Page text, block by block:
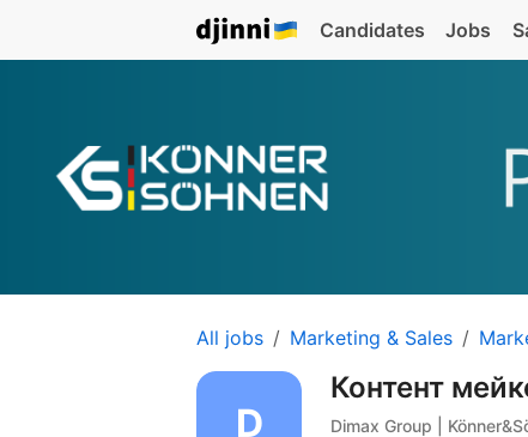
Candidates Jobs
All jobs Marketing & Sales
Контент
Dimax Group |